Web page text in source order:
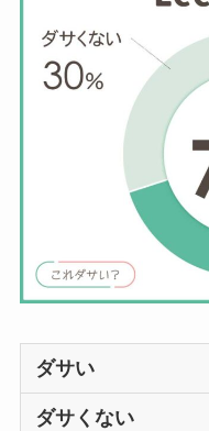
ダサい
ダサくない